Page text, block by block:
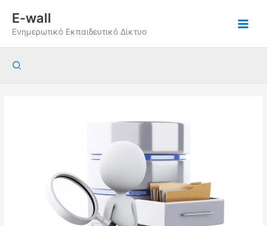
περιεχόμενο
E-wall
Ενημερωτικό Εκπαιδευτικό Δίκτυο
Αναζήτηση